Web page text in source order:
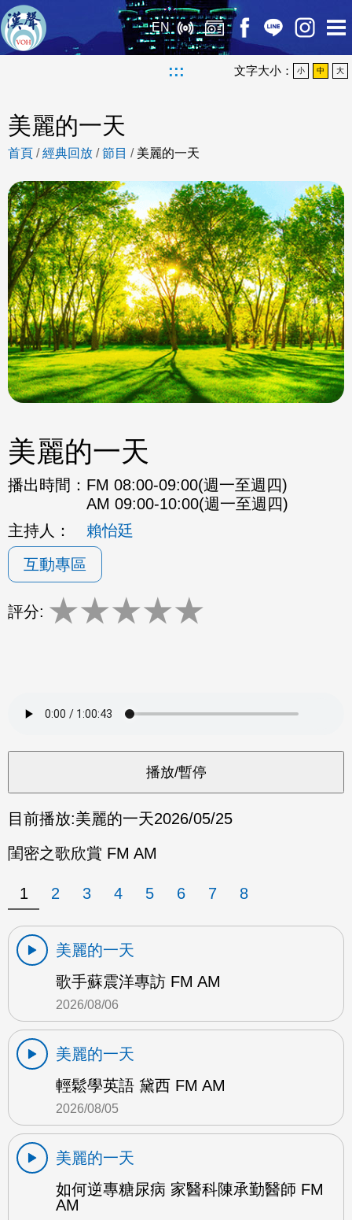
EN
::: 文字大小： 小 中 大
美麗的一天
首頁 /經典回放 /節目 / 美麗的一天
美麗的一天
播出時間： FM 08:00-09:00(週一至週四)
AM 09:00-10:00(週一至週四)
主持人：
賴怡廷
互動專區
評分: ★★★★★
目前播放:美麗的一天2026/05/25
閨密之歌欣賞 FM AM
1 2 3 4 5 6 7 8
美麗的一天
歌手蘇震洋專訪 FM AM
2026/08/06
美麗的一天
輕鬆學英語 黛西 FM AM
2026/08/05
美麗的一天
如何逆專糖尿病 家醫科陳承勤醫師 FM
AM